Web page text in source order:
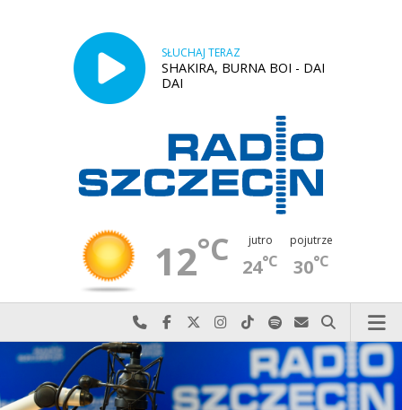
SŁUCHAJ TERAZ
SHAKIRA, BURNA BOI - DAI
DAI
12°C jutro
24°C
pojutrze
30°C
Najlepiej po prostu do nas zadzwoń
Odwiedź nas na Facebook-u
Odwiedź nas na X
Odwiedź nas na Instagram-ie
Odwiedź nas na TikTok-u
Szukaj nas na Spotify
Wyślij do nas
Szukaj